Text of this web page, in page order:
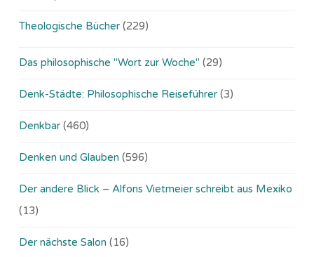
Theologische Bücher (229)
Das philosophische "Wort zur Woche" (29)
Denk-Städte: Philosophische Reiseführer (3)
Denkbar (460)
Denken und Glauben (596)
Der andere Blick – Alfons Vietmeier schreibt aus Mexiko
(13)
Der nächste Salon (16)